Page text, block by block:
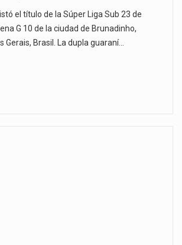
el título de la Súper Liga Sub 23 de
G 10 de la ciudad de Brunadinho,
Gerais, Brasil. La dupla guaraní…